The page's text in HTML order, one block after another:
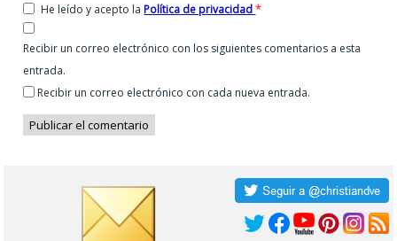
He leído y acepto laPolítica de privacidad*
Recibir un correo electrónico con los siguientes comentarios a esta
entrada.
Recibir un correo electrónico con cada nueva entrada.